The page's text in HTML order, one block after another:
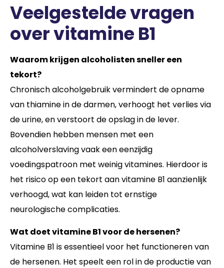
Veelgestelde vragen
over vitamine B1
Waarom krijgen alcoholisten sneller een
tekort?
Chronisch alcoholgebruik vermindert de opname
van thiamine in de darmen, verhoogt het verlies via
de urine, en verstoort de opslag in de lever.
Bovendien hebben mensen met een
alcoholverslaving vaak een eenzijdig
voedingspatroon met weinig vitamines. Hierdoor is
het risico op een tekort aan vitamine B1 aanzienlijk
verhoogd, wat kan leiden tot ernstige
neurologische complicaties.
Wat doet vitamine B1 voor de hersenen?
Vitamine B1 is essentieel voor het functioneren van
de hersenen. Het speelt een rol in de productie van